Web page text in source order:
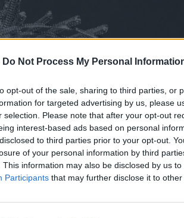
Do Not Process My Personal
opt-out of the sale, sharing to third parties, or
for targeted advertising by us, please
selection. Please note that after your opt-out
interest-based ads based on personal
to third parties prior to your opt-out.
of your personal information by third
This information may also be disclosed by us
Participants that may further disclose it to other